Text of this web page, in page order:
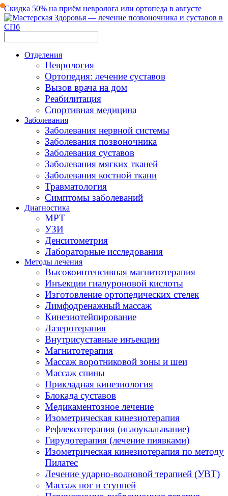
Скидка 50% на приём невролога или ортопеда в августе
Отделения
Неврология
Ортопедия: лечение суставов
Вызов врача на дом
Реабилитация
Спортивная медицина
Заболевания
Заболевания нервной системы
Заболевания позвоночника
Заболевания суставов
Заболевания мягких тканей
Заболевания костной ткани
Травматология
Симптомы заболеваний
Диагностика
МРТ
УЗИ
Денситометрия
Лабораторные исследования
Методы лечения
Высокоинтенсивная магнитотерапия
Инъекции гиалуроновой кислоты
Изготовление ортопедических стелек
Лимфодренажный массаж
Кинезиотейпирование
Лазеротерапия
Внутрисуставные инъекции
Магнитотерапия
Массаж воротниковой зоны и шеи
Массаж спины
Прикладная кинезиология
Блокада суставов
Медикаментозное лечение
Изометрическая кинезиотерапия
Рефлексотерапия (иглоукалывание)
Гирудотерапия (лечение пиявками)
Изометрическая кинезиотерапия по методу
Пилатес
Лечение ударно-волновой терапией (УВТ)
Массаж ног и ступней